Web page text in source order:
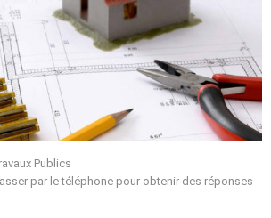
Publics
par le téléphone pour obtenir des réponses